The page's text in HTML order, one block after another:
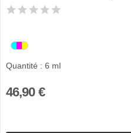
Quantité : 6 ml
46,90 €